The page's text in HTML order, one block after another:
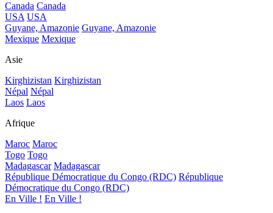
Canada Canada
USA USA
Guyane, Amazonie Guyane, Amazonie
Mexique Mexique
Asie
Kirghizistan Kirghizistan
Népal Népal
Laos Laos
Afrique
Maroc Maroc
Togo Togo
Madagascar Madagascar
République Démocratique du Congo (RDC) République
Démocratique du Congo (RDC)
En Ville ! En Ville !